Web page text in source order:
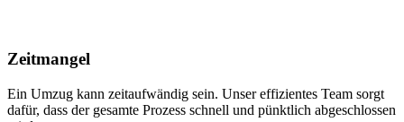
Zeitmangel
Ein Umzug kann zeitaufwändig sein. Unser effizientes Team sorgt
dafür, dass der gesamte Prozess schnell und pünktlich abgeschlossen